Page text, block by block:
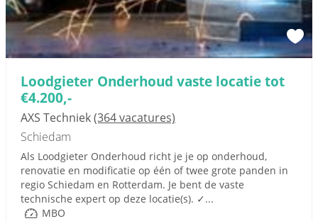
Loodgieter Onderhoud vaste locatie tot
€4.200,-
AXS Techniek(364 vacatures)
Schiedam
Als Loodgieter Onderhoud richt je je op onderhoud,
renovatie en modificatie op één of twee grote panden in
regio Schiedam en Rotterdam. Je bent de vaste
technische expert op deze locatie(s). ✓...
MBO